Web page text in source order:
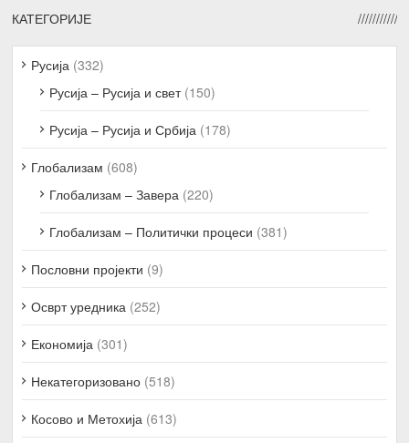
КАТЕГОРИЈЕ
Русија (332)
Русија – Русија и свет(150)
Русија – Русија и Србија (178)
Глобализам (608)
Глобализам – Завера (220)
Глобализам – Политички процеси (381)
Пословни пројекти (9)
Осврт уредника (252)
Економија (301)
Некатегоризовано (518)
Косово и Метохија (613)